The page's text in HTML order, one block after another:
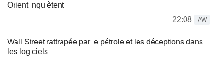
Orient inquiètent
22:08
AW
Wall Street rattrapée par le pétrole et les déceptions dans
les logiciels